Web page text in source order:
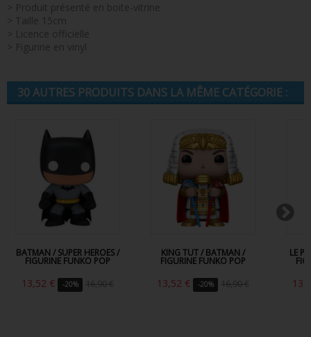
> Produit présenté en boite-vitrine
> Taille 15cm
> Licence officielle
> Figurine en vinyl
30 AUTRES PRODUITS DANS LA MÊME CATÉGORIE :
BATMAN / SUPER HEROES /
FIGURINE FUNKO POP
13,52 € -20% 16,90 €
KING TUT / BATMAN /
FIGURINE FUNKO POP
13,52 € -20% 16,90 €
LE